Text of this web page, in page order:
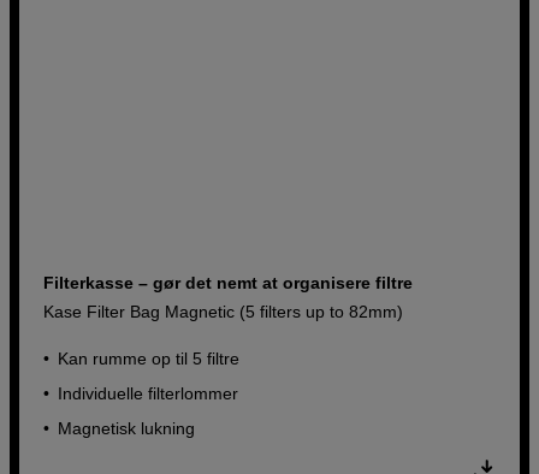
Filterkasse – gør det nemt at organisere filtre
Kase Filter Bag Magnetic (5 filters up to 82mm)
Kan rumme op til 5 filtre
Individuelle filterlommer
Magnetisk lukning